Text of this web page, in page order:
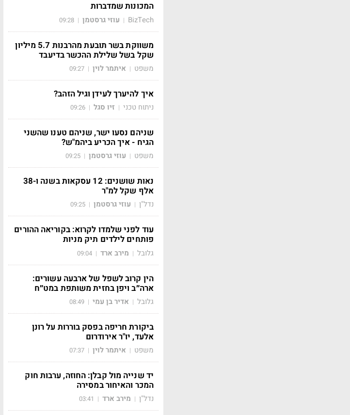
המכונות שמדברות
BizTech
| עוזי גרסטמן |
09:28
משווקת בשר תובעת מהרבנות 5.7 מיליון
שקל בשל שלילת ההכשר בדיעבד
משפט | איתמר לוין |
09:27
איך להיערך לעידן וגיל הזהב?
ניתוח טכני | זיו סגל |
09:26
שניהם נסעו ישר, שניהם טענו שהשני
הגיח - איך הכריע ביהמ"ש?
משפט | עוזי גרסטמן |
09:25
נאות שושנים: 12 עסקאות בשנה ו-38
אלף שקל למ"ר
נדל"ן | עוזי גרסטמן |
09:25
עוד לפני שלמדו לקרוא: בקוריאה ההורים
פותחים לילדים תיק מניות
גלובל | מירב ארד |
09:04
הין קרוב לשפל של ארבעה עשורים:
ארה״ב ויפן בחזית משותפת במט״ח
גלובל | אדיר בן עמי |
08:49
ביקורת חריפה בפסק בוררות על רונן
אלעד, יו"ר אירודרום
משפט | איתמר לוין |
07:37
יד שנייה מול קבלן: החוזה, ערבות חוק
המכר והאיחור במסירה
נדל"ן | מירב ארד |
03:41